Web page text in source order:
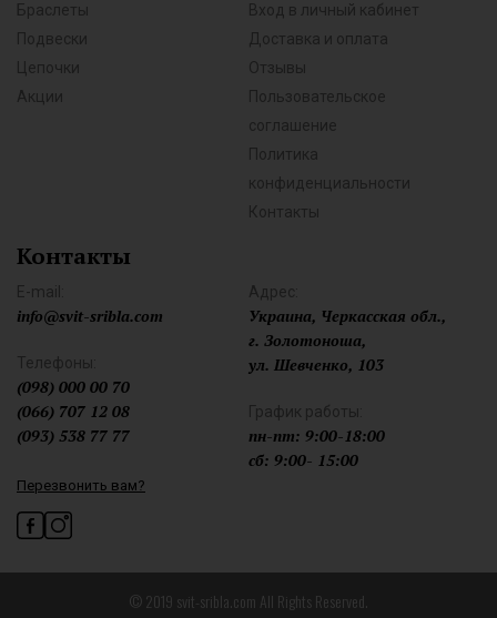
Браслеты
Подвески
Цепочки
Акции
Вход в личный кабинет
Доставка и оплата
Отзывы
Пользовательское
соглашение
Политика
конфиденциальности
Контакты
Контакты
E-mail:
info@svit-sribla.com
Телефоны:
(098) 000 00 70
(066) 707 12 08
(093) 538 77 77
Перезвонить вам?
Адрес:
Украина, Черкасская обл.,
г. Золотоноша,
ул. Шевченко, 103
График работы:
пн-пт: 9:00-18:00
сб: 9:00- 15:00
© 2019 svit-sribla.com All Rights Reserved.